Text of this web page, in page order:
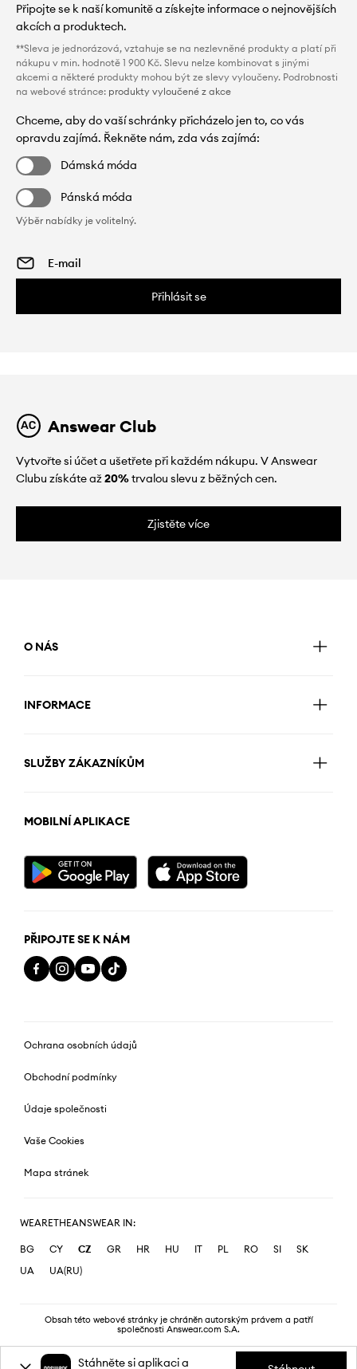
Připojte se k naší komunitě a získejte informace o nejnovějších
akcích a produktech.
**Sleva je jednorázová, vztahuje se na nezlevněné produkty a platí při
nákupu v min. hodnotě 1 900 Kč. Slevu nelze kombinovat s jinými
akcemi a některé produkty mohou být ze slevy vyloučeny. Podrobnosti
na webové stránce: produkty vyloučené z akce
Chceme, aby do vaší schránky přicházelo jen to, co vás
opravdu zajímá. Řekněte nám, zda vás zajímá:
Dámská móda
Pánská móda
Výběr nabídky je volitelný.
Přihlásit se
Answear Club
Vytvořte si účet a ušetřete při každém nákupu. V Answear
Clubu získáte až20%trvalou slevu z běžných cen.
Zjistěte více
O NÁS
INFORMACE
SLUŽBY ZÁKAZNÍKŮM
MOBILNÍ APLIKACE
PŘIPOJTE SE K NÁM
Ochrana osobních údajů
Obchodní podmínky
Údaje společnosti
Vaše Cookies
Mapa stránek
WEARETHEANSWEAR IN:
BG CY CZ GR HR HU IT PL RO SI
SK
UA
UA(RU)
Obsah této webové stránky je chráněn autorským právem a patří
společnosti Answear.com S.A.
Stáhněte si aplikaci a